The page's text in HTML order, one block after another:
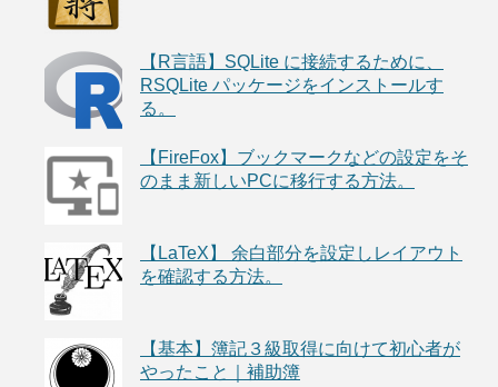
【R言語】SQLite に接続するために、
RSQLite パッケージをインストールす
る。
【FireFox】ブックマークなどの設定をそ
のまま新しいPCに移行する方法。
【LaTeX】 余白部分を設定しレイアウト
を確認する方法。
【基本】簿記３級取得に向けて初心者が
やったこと｜補助簿